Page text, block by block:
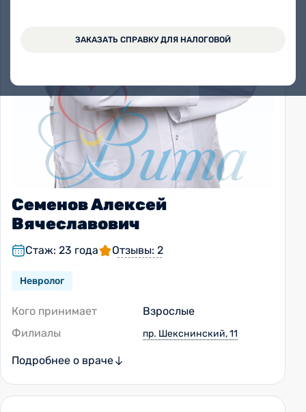
ЗАКАЗАТЬ СПРАВКУ ДЛЯ НАЛОГОВОЙ
Семенов Алексей
Вячеславович
Стаж: 23 года Отзывы: 2
Невролог
Кого принимает
Взрослые
Филиалы
пр. Шекснинский, 11
Подробнее о враче